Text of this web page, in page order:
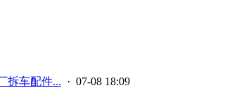
拆车配件... · 07-08 18:09